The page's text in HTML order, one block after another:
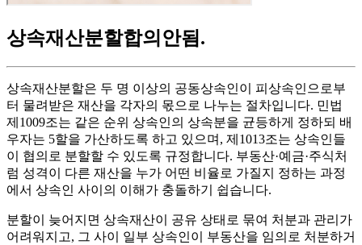
상속재산분할합의안됨.
상속재산분할은 두 명 이상의 공동상속인이 피상속인으로부
터 물려받은 재산을 각자의 몫으로 나누는 절차입니다. 민법
제1009조는 같은 순위 상속인의 상속분을 균등하게 정하되 배
우자는 5할을 가산하도록 하고 있으며, 제1013조는 상속인들
이 협의로 분할할 수 있도록 규정합니다. 부동산·예금·주식처
럼 성격이 다른 재산을 누가 어떤 비율로 가질지 정하는 과정
에서 상속인 사이의 이해가 충돌하기 쉽습니다.
분할이 늦어지면 상속재산이 공유 상태로 묶여 처분과 관리가
어려워지고, 그 사이 일부 상속인이 부동산을 임의로 처분하거